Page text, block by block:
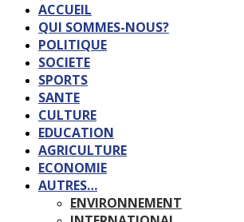
ACCUEIL
QUI SOMMES-NOUS?
POLITIQUE
SOCIETE
SPORTS
SANTE
CULTURE
EDUCATION
AGRICULTURE
ECONOMIE
AUTRES…
ENVIRONNEMENT